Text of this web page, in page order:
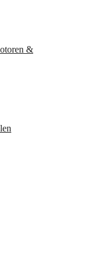
&